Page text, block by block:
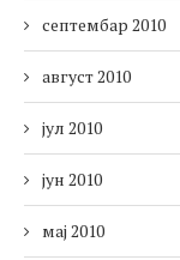
септембар 2010
август 2010
јул 2010
јун 2010
мај 2010